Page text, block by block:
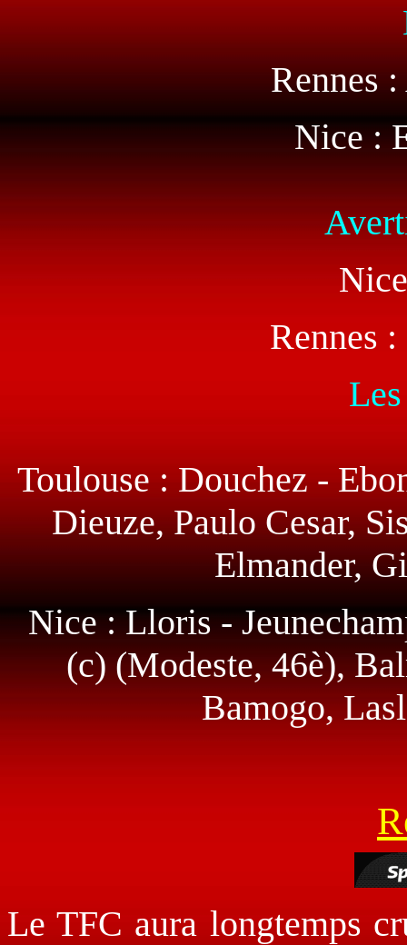
Rennes
Nice :
Rennes
Toulouse : Douchez -
Dieuze, Paulo Cesar,
Elmander,
Nice : Lloris -
(c) (Modeste, 46è),
Bamogo,
Le TFC aura longtemps